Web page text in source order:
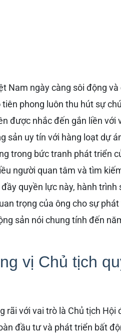
Nam ngày càng sôi động và
phong luôn thu hút sự
được nhắc đến gắn liền với
sản uy tín với hàng loạt dự
trong bức tranh phát triển
người quan tâm và tìm
quyền lực này, hành trình
trọng của ông cho sự phát
sản nói chung tính đến
vị Chủ tịch
rãi với vai trò là Chủ tịch Hội
đầu tư và phát triển bất